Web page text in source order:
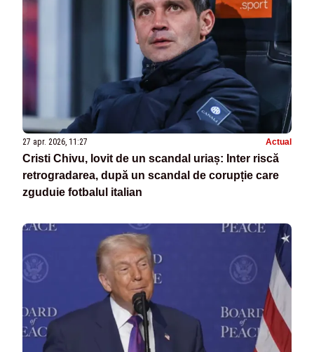
27 apr. 2026, 11:27 Actual
Cristi Chivu, lovit de un scandal uriaș: Inter riscă
retrogradarea, după un scandal de corupție care
zguduie fotbalul italian